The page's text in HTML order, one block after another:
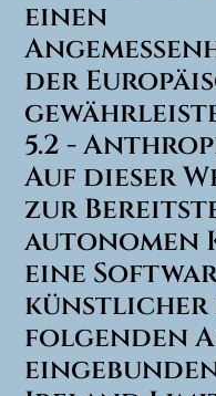
einen
der
5.2 -
Auf dieser
zur
autonomen
eine
künstlicher
folgenden